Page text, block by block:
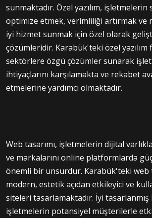
sunmaktadır. Özel yazılım,
optimize etmek, verimliliği artırmak ve
iyi hizmet sunmak için özel olarak
çözümleridir. Karabük'teki özel yazılım
sektörlere özgü çözümler sunarak
ihtiyaçlarını karşılamakta ve rekabet
etmelerine yardımcı olmaktadır.
Web tasarımı, işletmelerin dijital
ve markalarını online platformlarda
önemli bir unsurdur. Karabük'teki web
modern, estetik açıdan etkileyici ve
siteleri tasarlamaktadır. İyi
işletmelerin potansiyel müşterilerle